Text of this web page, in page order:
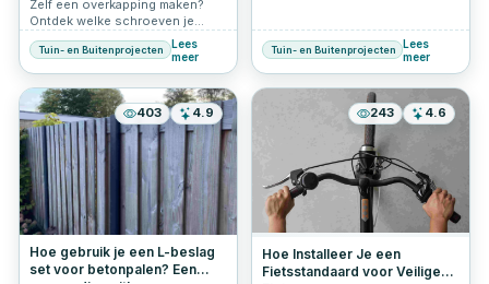
Zelf een overkapping maken?
Ontdek welke schroeven je
nodig hebt: RVS, verzinkt of
Ultimate Shield, en waarom
tellerkopschroeven ideaal zijn.
Tuin- en Buitenprojecten
Lees
meer
de Ultimate Shield eigenlijk?
Woodies Ultimate Shield is een
geavanceerde beschermlaag die
speciaal ontwikkeld is om
schroeven langdurig te
beschermen tegen roest,
slijtage en beschadiging. Dankzij
deze coating zijn Woodies
schroeven sterker, duurzamer
en betrouwbaarder dan veel
standaard RVS-alternatieven.
Tuin- en Buitenprojecten
Lees
meer
403 4.9
Hoe gebruik je een L-beslag
set voor betonpalen? Een
243 4.6
Hoe Installeer Je een
Fietsstandaard voor Veilige